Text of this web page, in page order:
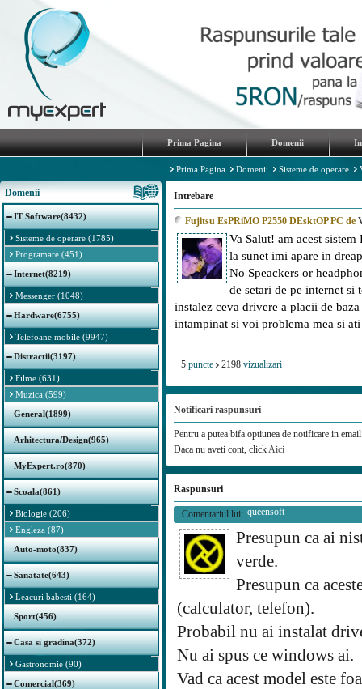
Prima Pagina Domenii
Domenii
IT Software(8432)
Sisteme de operare (1785)
Programare (451)
Internet(8219)
Messenger (1048)
Hardware(6755)
Telefoane mobile (9947)
Distractii(3197)
Filme (631)
Muzica (599)
General(1899)
Arhitectura/Design(965)
MyExpert.ro(870)
Scoala(861)
Biologie (206)
Engleza (87)
Auto-moto(837)
Sanatate(643)
Leacuri babesti (164)
Sport(456)
Casa si gradina(372)
Gastronomie (90)
Comercial(369)
Prima Pagina Domenii Sisteme de operare
Intrebare
Fujitsu EsPRiMO P2550 DEsktOP PC de
Va Salut! am acest
la sunet imi apare in
No Speackers or
de setari de pe internet si
instalez ceva drivere a placii de
intampinat si voi problema mea si
5 puncte 2198 vizualizari
Notificari raspunsuri
Pentru a putea bifa optiunea de notificare in
Daca nu aveti cont, clickAici
Raspunsuri
Comentariul lui: queensoft
Presupun ca ai
verde.
Presupun ca
(calculator, telefon).
Probabil nu ai instalat
Nu ai spus ce windows ai.
Vad ca acest model este